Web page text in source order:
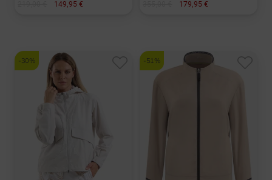
149,95 € 179,95 €
-30% -51%